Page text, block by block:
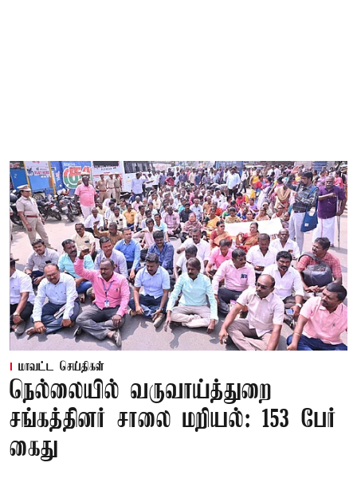
மாவட்ட செய்திகள்
நெல்லையில் வருவாய்த்துறை
சங்கத்தினர் சாலை மறியல்: 153 பேர்
கைது